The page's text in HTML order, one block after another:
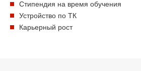
Стипендия на время обучения
Устройство по ТК
Карьерный рост